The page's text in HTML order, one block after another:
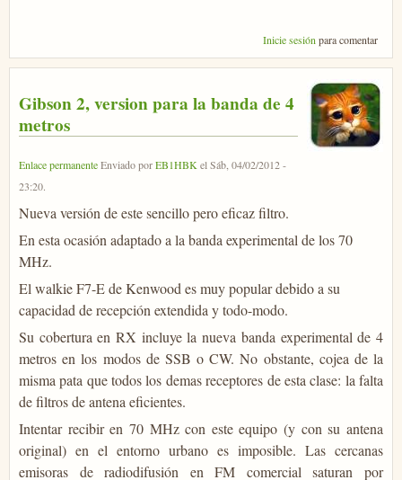
Inicie sesión para comentar
Gibson 2, version para la banda de 4
metros
Enlace permanenteEnviado porEB1HBK elSáb, 04/02/2012 -
23:20.
Nueva versión de este sencillo pero eficaz filtro.
En esta ocasión adaptado a la banda experimental de los 70
MHz.
El walkie F7-E de Kenwood es muy popular debido a su
capacidad de recepción extendida y todo-modo.
Su cobertura en RX incluye la nueva banda experimental de 4
metros en los modos de SSB o CW. No obstante, cojea de la
misma pata que todos los demas receptores de esta clase: la falta
de filtros de antena eficientes.
Intentar recibir en 70 MHz con este equipo (y con su antena
original) en el entorno urbano es imposible. Las cercanas
emisoras de radiodifusión en FM comercial saturan por